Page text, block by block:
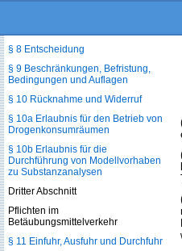
§ 8 Entscheidung
§ 9 Beschränkungen, Befristung,
Bedingungen und Auflagen
§ 10 Rücknahme und Widerruf
§ 10a Erlaubnis für den Betrieb von
Drogenkonsumräumen
§ 10b Erlaubnis für die
Durchführung von Modellvorhaben
zu Substanzanalysen
Dritter Abschnitt
Pflichten im
Betäubungsmittelverkehr
§ 11 Einfuhr, Ausfuhr und Durchfuhr